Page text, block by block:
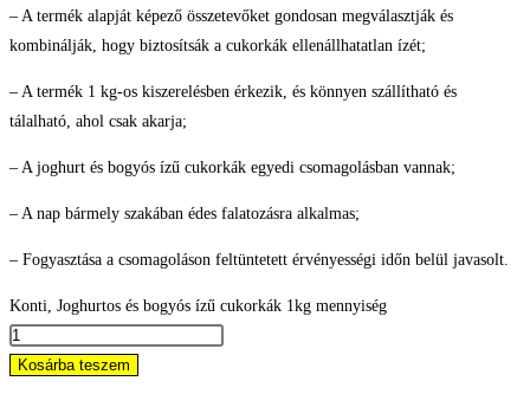
– A termék alapját képező összetevőket gondosan megválasztják és
kombinálják, hogy biztosítsák a cukorkák ellenállhatatlan ízét;
– A termék 1 kg-os kiszerelésben érkezik, és könnyen szállítható és
tálalható, ahol csak akarja;
– A joghurt és bogyós ízű cukorkák egyedi csomagolásban vannak;
– A nap bármely szakában édes falatozásra alkalmas;
– Fogyasztása a csomagoláson feltüntetett érvényességi időn belül javasolt.
Konti, Joghurtos és bogyós ízű cukorkák 1kg mennyiség
Kosárba teszem